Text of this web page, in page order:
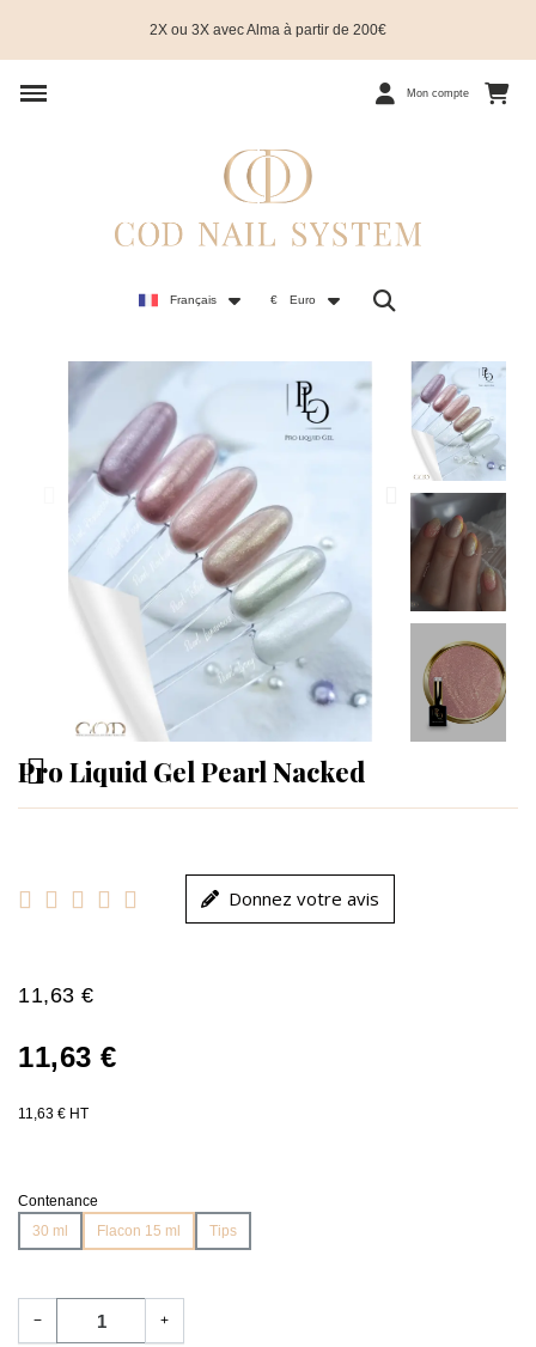
2X ou 3X avec Alma à partir de 200€
Mon compte
Français € Euro
Pro Liquid Gel Pearl Nacked
     Donnez votre avis
11,63 €
11,63 €
11,63 € HT
Contenance
30 ml
Flacon 15 ml Tips
− +